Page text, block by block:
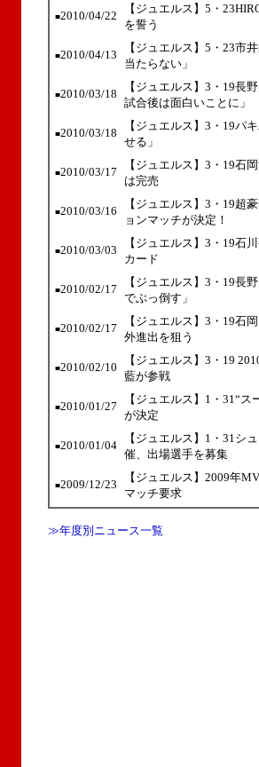
■2010/04/22
【ジュエルス】5・
を誓う
■2010/04/13
【ジュエルス】5・23市
当たらない」
■2010/03/18
【ジュエルス】3・19長
試合後は面白いことに」
■2010/03/18
【ジュエルス】3・19パ
せる」
■2010/03/17
【ジュエルス】3・19石
は完売
■2010/03/16
【ジュエルス】3・19超
ョンマッチが決定！
■2010/03/03
【ジュエルス】3・19石
カード
■2010/02/17
【ジュエルス】3・19長
でぶっ倒す」
■2010/02/17
【ジュエルス】3・19石
外進出を狙う
■2010/02/10
【ジュエルス】3・19
藍が参戦
■2010/01/27
【ジュエルス】1・31“
が決定
■2010/01/04
【ジュエルス】1・31シ
催、出場選手を募集
■2009/12/23
【ジュエルス】2009年
マッチ要求
≫年度別ニュース一覧